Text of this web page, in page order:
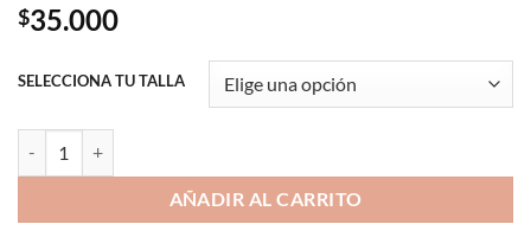
$35.000
SELECCIONA TU TALLA
AÑADIR AL CARRITO